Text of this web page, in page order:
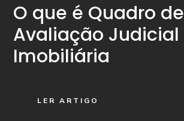
O que é Quadro de
Avaliação Judicial
Imobiliária
LER ARTIGO